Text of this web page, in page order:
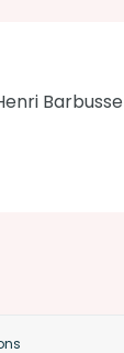
Barbusse